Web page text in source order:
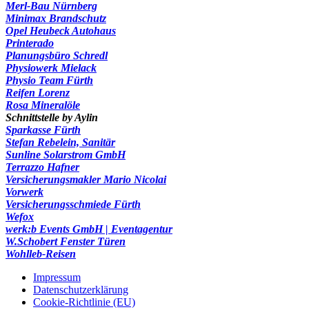
Merl-Bau Nürnberg
Minimax Brandschutz
Opel Heubeck Autohaus
Printerado
Planungsbüro Schredl
Physiowerk Mielack
Physio Team Fürth
Reifen Lorenz
Rosa Mineralöle
Schnittstelle by Aylin
Sparkasse Fürth
Stefan Rebelein, Sanitär
Sunline Solarstrom GmbH
Terrazzo Hafner
Versicherungsmakler Mario Nicolai
Vorwerk
Versicherungsschmiede Fürth
Wefox
werk:b Events GmbH | Eventagentur
W.Schobert Fenster Türen
Wohlleb-Reisen
Impressum
Datenschutzerklärung
Cookie-Richtlinie (EU)